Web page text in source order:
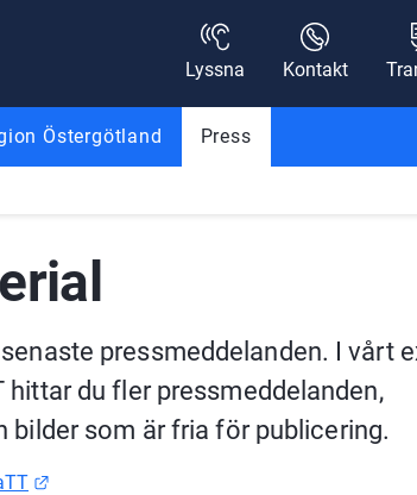
Lyssna
Kontakt
Östergötland Press
pressmeddelanden. I vårt
hittar du fler pressmeddelanden,
bilder som är fria för publicering.